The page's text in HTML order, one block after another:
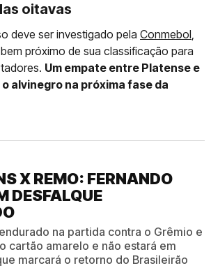
oitavas
deve ser investigado pela Conmebol,
próximo de sua classificação para
Um empate entre Platense e
alvinegro na próxima fase da
X REMO: FERNANDO
DESFALQUE
na partida contra o Grêmio e
cartão amarelo e não estará em
marcará o retorno do Brasileirão